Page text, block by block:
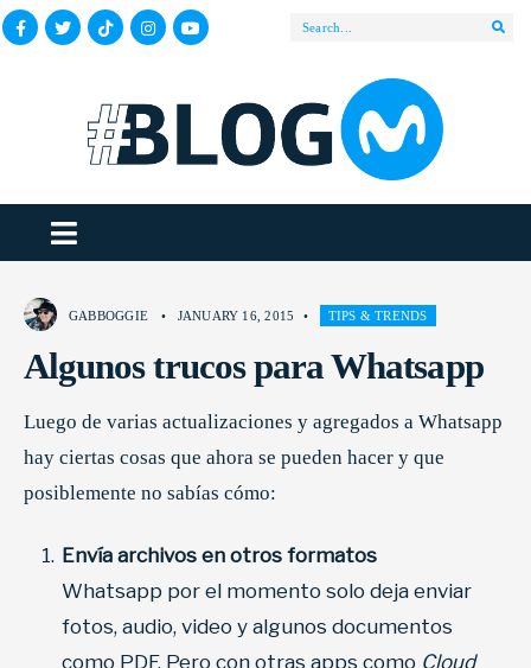
GABBOGGIE • JANUARY 16, 2015 • TIPS & TRENDS
Algunos trucos para Whatsapp
Luego de varias actualizaciones y agregados a Whatsapp
hay ciertas cosas que ahora se pueden hacer y que
posiblemente no sabías cómo:
Envía archivos en otros formatos
Whatsapp por el momento solo deja enviar
fotos, audio, video y algunos documentos
como PDF. Pero con otras apps como Cloud